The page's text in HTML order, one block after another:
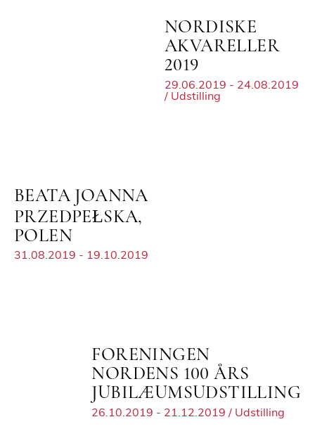
NORDISKE
AKVARELLER
2019
29.06.2019 - 24.08.2019
/ Udstilling
BEATA JOANNA
PRZEDPEŁSKA,
POLEN
31.08.2019 - 19.10.2019
FORENINGEN
NORDENS 100 ÅRS
JUBILÆUMSUDSTILLING
26.10.2019 - 21.12.2019 / Udstilling